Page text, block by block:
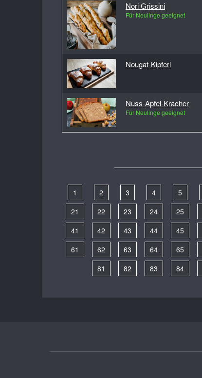
Nori Grissini
Für Neulinge geeignet
Nougat-Kipferl
Nuss-Apfel-Kracher
Für Neulinge geeignet
1 2 3 4 5
21
22 23 24 25
41
42 43 44 45
61
62 63 64 65
81
82 83 84